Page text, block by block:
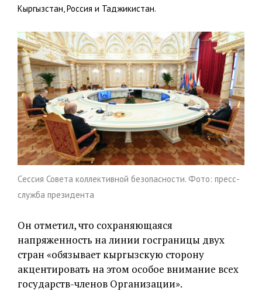
Кыргызстан, Россия и Таджикистан.
Cессия Совета коллективной безопасности. Фото: пресс-
служба президента
Он отметил, что сохраняющаяся
напряженность на линии госграницы двух
стран «обязывает кыргызскую сторону
акцентировать на этом особое внимание всех
государств-членов Организации».